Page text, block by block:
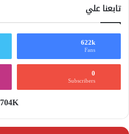
تابعنا علي
622k
Fans
0
Subscribers
704K